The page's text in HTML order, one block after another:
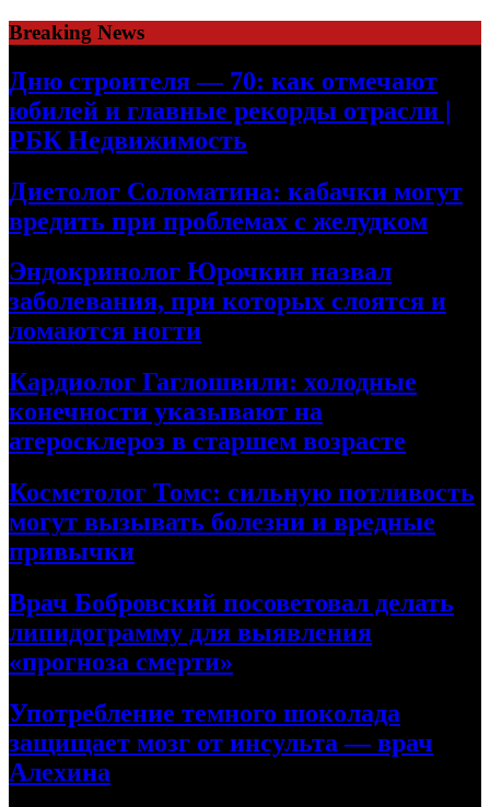
Skip
to
content
Breaking News
Дню строителя — 70: как отмечают
юбилей и главные рекорды отрасли |
РБК Недвижимость
Диетолог Соломатина: кабачки могут
вредить при проблемах с желудком
Эндокринолог Юрочкин назвал
заболевания, при которых слоятся и
ломаются ногти
Кардиолог Гаглошвили: холодные
конечности указывают на
атеросклероз в старшем возрасте
Косметолог Томс: сильную потливость
могут вызывать болезни и вредные
привычки
Врач Бобровский посоветовал делать
липидограмму для выявления
«прогноза смерти»
Употребление темного шоколада
защищает мозг от инсульта — врач
Алехина